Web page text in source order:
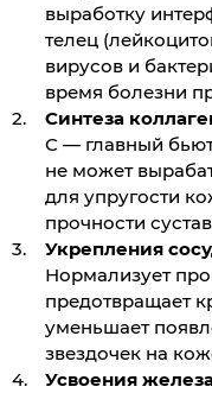
выработку
телец
вирусов и
время болезни
Синтеза
С — главный
не может
для упругости
прочности
Укрепления
Нормализует
предотвращает
уменьшает
звездочек на
Усвоения